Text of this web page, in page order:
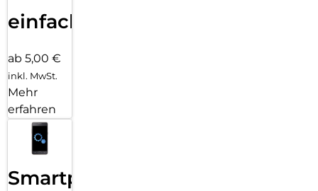
einfach
ab 5,00 €
inkl. MwSt.
Mehr
erfahren
Smartphone